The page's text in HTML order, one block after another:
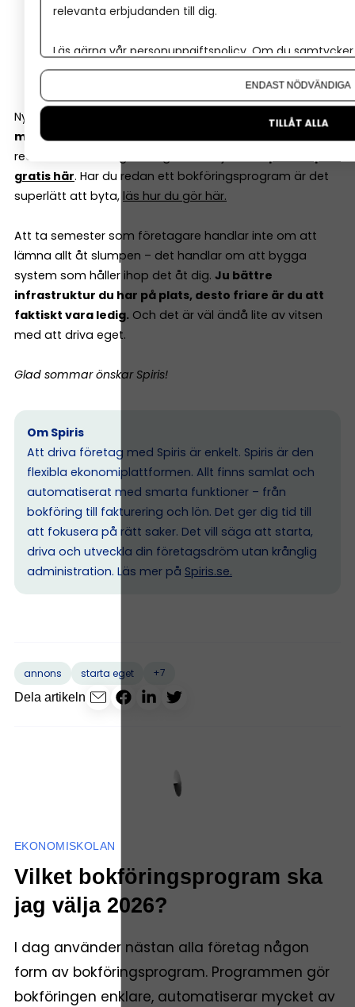
Återkommande fakturor som skickas automatiskt
ekonomifrågor
Fri telefonsupport i världsklass
Nystartade företagare
bokför dessutom helt gratis i 6
månader
redan drivit företag ett tag kan du självklart
gratis här. Har du redan ett bokföringsprogram är det
superlätt att byta, läs hur du gör här.
Att ta semester som företagare handlar inte om att
lämna allt åt slumpen – det handlar om att bygga
system som håller ihop det åt dig. Ju bättre
infrastruktur du har på plats, desto friare är du att
faktiskt vara ledig. Och det är väl ändå lite av vitsen
med att driva eget.
Glad sommar önskar Spiris!
Om Spiris
Att driva företag med Spiris är enkelt. Spiris är den
flexibla ekonomiplattformen. Allt finns samlat och
automatiserat med smarta funktioner – från
bokföring till fakturering och lön. Det ger dig tid till
att fokusera på rätt saker. Det vill säga att starta,
driva och utveckla din företagsdröm utan krånglig
administration. Läs mer på Spiris.se.
annons starta eget
+7
Dela artikeln
EKONOMISKOLAN
Vilket bokföringsprogram ska
jag välja 2026?
I dag använder nästan alla företag någon
form av bokföringsprogram. Programmen gör
bokföringen enklare, automatiserar mycket av
relevanta erbjudanden till dig.
Läs gärna vår personuppgiftspolicy. Om du
Om du vill ändra ditt val i efterhand hittar du den
ENDAST NÖDVÄNDIGA
TILLÅT ALLA